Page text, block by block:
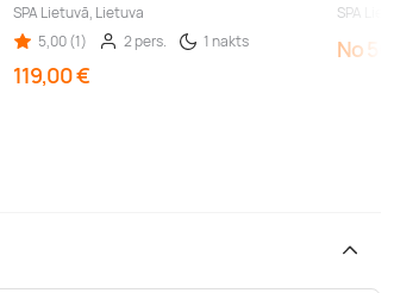
SPA Lietuvā, Lietuva
5,00 (1)
2 pers. 1 nakts
119,00 €
SPA
No